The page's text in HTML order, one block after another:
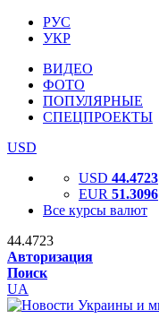
РУС
УКР
ВИДЕО
ФОТО
ПОПУЛЯРНЫЕ
СПЕЦПРОЕКТЫ
USD
USD 44.4723
EUR 51.3096
Все курсы валют
44.4723
Авторизация
Поиск
UA